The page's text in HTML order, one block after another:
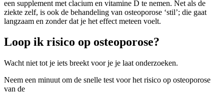
een supplement met clacium en vitamine D te nemen. Net als de
ziekte zelf, is ook de behandeling van osteoporose ‘stil’; die gaat
langzaam en zonder dat je het effect meteen voelt.
Loop ik risico op osteoporose?
Wacht niet tot je iets breekt voor je je laat onderzoeken.
Neem een minuut om de snelle test voor het risico op osteoporose
van de